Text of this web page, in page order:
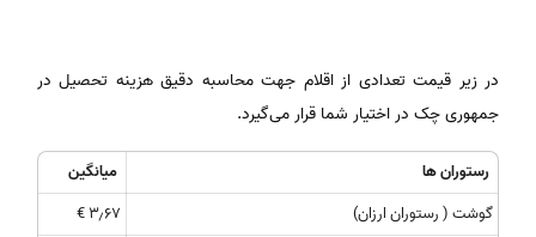
در زیر قیمت تعدادی از اقلام جهت محاسبه دقیق هزینه تحصیل در
جمهوری چک در اختیار شما قرار می‌گیرد.
رستوران ها
میانگین
گوشت ( رستوران ارزان)
۳٫۶۷ €